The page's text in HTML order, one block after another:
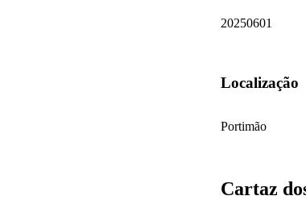
20250601
Localização
Portimão
Cartaz